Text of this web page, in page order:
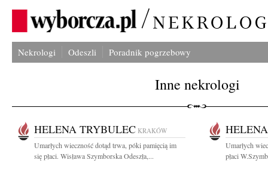
Nekrologi Odeszli Poradnik pogrzebowy
Inne nekrologi
HELENA TRYBULEC KRAKÓW
Umarłych wieczność dotąd trwa, póki pamięcią im
się płaci. Wisława Szymborska Odeszła,...
Umarłych
płaci